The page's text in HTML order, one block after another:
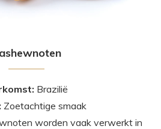
Brazilië
Zoetachtige smaak
worden vaak verwerkt in